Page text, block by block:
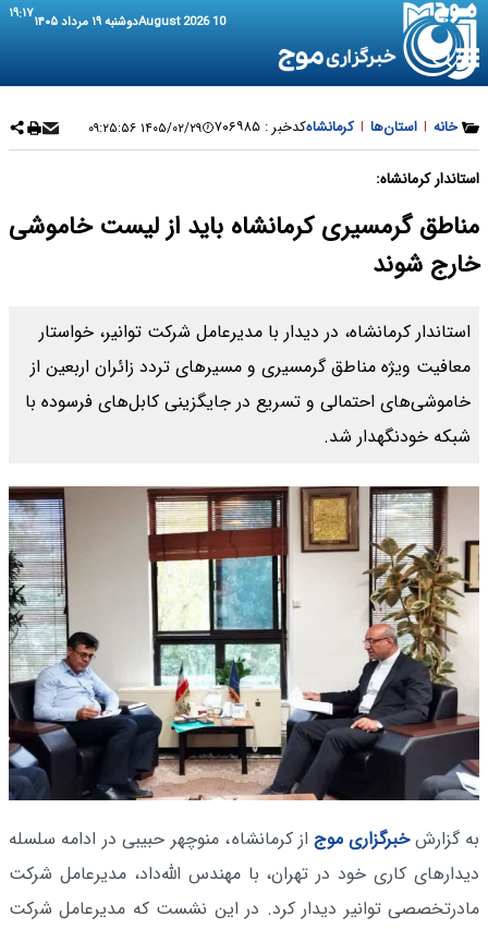
10 August 2026 دوشنبه ۱۹ مرداد ۱۴۰۵ ۱۹:۱۷
خانه | استان‌ها | کرمانشاهکدخبر : ۷۰۶۹۸۵ ۱۴۰۵/۰۲/۲۹ ۰۹:۲۵:۵۶
استاندار کرمانشاه:
مناطق گرمسیری کرمانشاه باید از لیست خاموشی
خارج شوند
استاندار کرمانشاه، در دیدار با مدیرعامل شرکت توانیر، خواستار
معافیت ویژه مناطق گرمسیری و مسیرهای تردد زائران اربعین از
خاموشی‌های احتمالی و تسریع در جایگزینی کابل‌های فرسوده با
شبکه خودنگهدار شد.
به گزارشخبرگزاری موج از کرمانشاه، منوچهر حبیبی در ادامه سلسله
دیدارهای کاری خود در تهران، با مهندس الله‌داد، مدیرعامل شرکت
مادرتخصصی توانیر دیدار کرد. در این نشست که مدیرعامل شرکت